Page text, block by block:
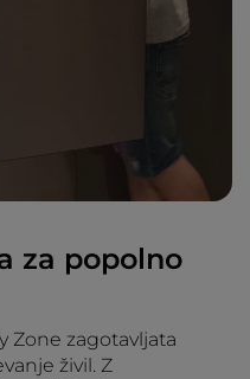
za popolno
Zone zagotavljata
živil. Z